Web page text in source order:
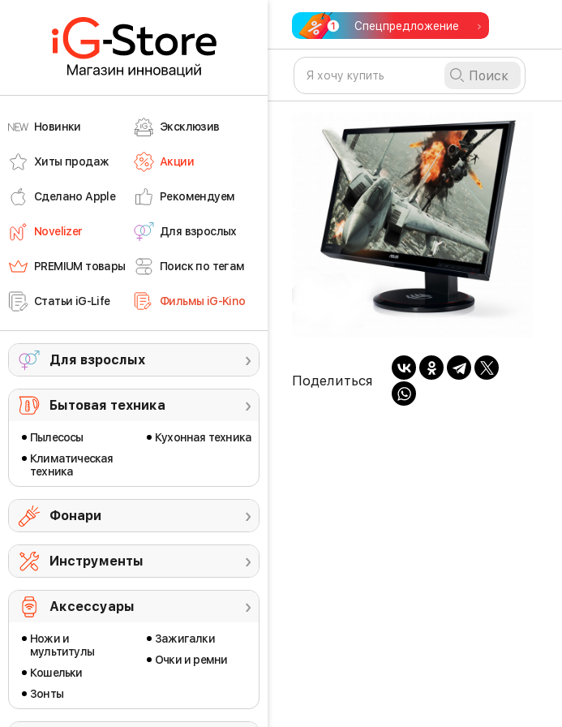
Новинки Эксклюзив
Хиты продаж Акции
Сделано Apple Рекомендуем
Novelizer Для взрослых
PREMIUM товары Поиск по тегам
Статьи iG-Life Фильмы iG-Kino
Для взрослых
Бытовая техника
Пылесосы
Климатическая
техника
Кухонная техника
Фонари
Инструменты
Аксессуары
Ножи и
мультитулы
Кошельки
Зонты
Зажигалки
Очки и ремни
Спецпредложение
Поиск
Поделиться